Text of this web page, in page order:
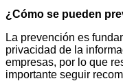
¿Cómo se pueden
La prevención es
privacidad de la
empresas, por lo que
importante seguir